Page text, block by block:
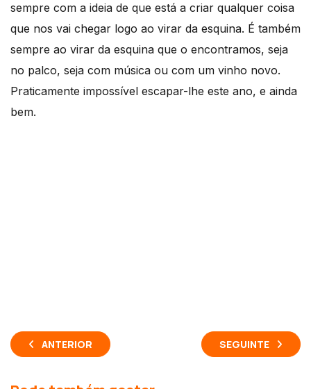
sempre com a ideia de que está a criar qualquer coisa
que nos vai chegar logo ao virar da esquina. É também
sempre ao virar da esquina que o encontramos, seja
no palco, seja com música ou com um vinho novo.
Praticamente impossível escapar-lhe este ano, e ainda
bem.
ANTERIOR SEGUINTE